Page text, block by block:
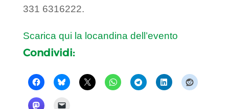
331 6316222.
Scarica qui la locandina dell’evento
Condividi: